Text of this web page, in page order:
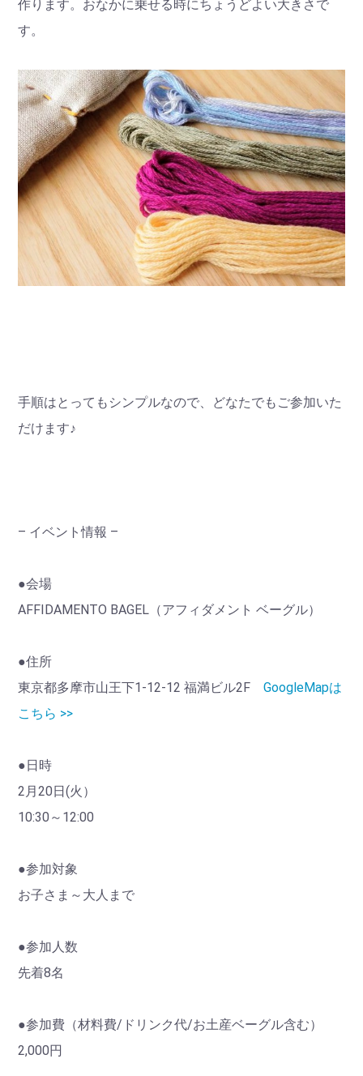
作ります。おなかに乗せる時にちょうどよい大きさで
す。
手順はとってもシンプルなので、どなたでもご参加いた
だけます♪
– イベント情報 –
●会場
AFFIDAMENTO BAGEL（アフィダメント ベーグル）
●住所
東京都多摩市山王下1-12-12 福満ビル2FGoogleMapは
こちら >>
●日時
2月20日(火）
10:30～12:00
●参加対象
お子さま～大人まで
●参加人数
先着8名
●参加費（材料費/ドリンク代/お土産ベーグル含む）
2,000円